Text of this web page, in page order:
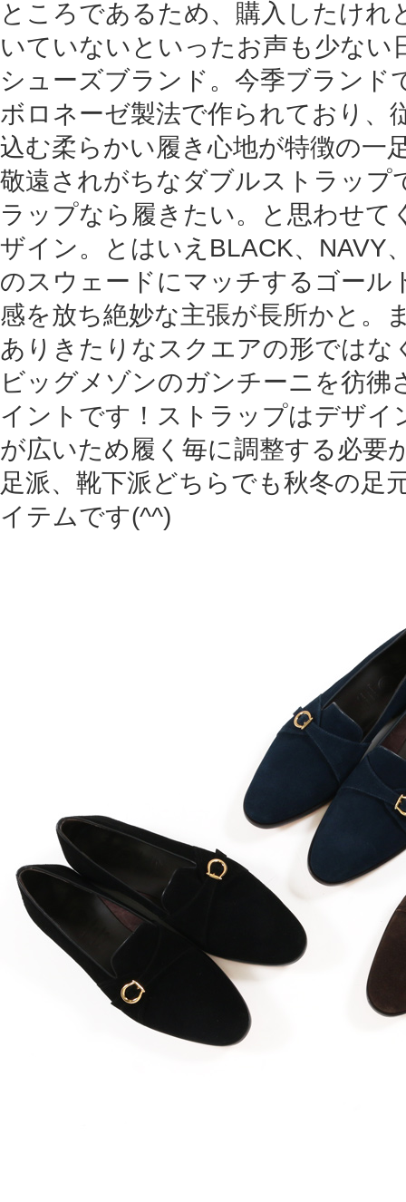
ところであるため、購入したけれ
いていないといったお声も少ない
シューズブランド。今季ブランド
ボロネーゼ製法で作られており、
込む柔らかい履き心地が特徴の一
敬遠されがちなダブルストラップ
ラップなら履きたい。と思わせて
ザイン。とはいえBLACK、NAVY
のスウェードにマッチするゴール
感を放ち絶妙な主張が長所かと。
ありきたりなスクエアの形ではな
ビッグメゾンのガンチーニを彷彿
イントです！ストラップはデザイ
が広いため履く毎に調整する必
足派、靴下派どちらでも秋冬の足
イテムです(^^)